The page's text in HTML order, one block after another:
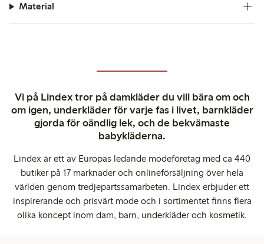
Material
Vi på Lindex tror på damkläder du vill bära om och
om igen, underkläder för varje fas i livet, barnkläder
gjorda för oändlig lek, och de bekvämaste
babykläderna.
Lindex är ett av Europas ledande modeföretag med ca 440
butiker på 17 marknader och onlineförsäljning över hela
världen genom tredjepartssamarbeten. Lindex erbjuder ett
inspirerande och prisvärt mode och i sortimentet finns flera
olika koncept inom dam, barn, underkläder och kosmetik.